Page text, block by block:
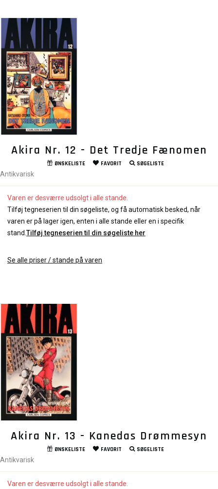
Akira Nr. 12 - Det Tredje Fænomen
ØNSKELISTE FAVORIT SØGELISTE
Antikvarisk
Varen er desværre udsolgt i alle stande.
Tilføj tegneserien til din søgeliste, og få automatisk besked, når
varen er på lager igen, enten i alle stande eller en i specifik
stand.Tilføj tegneserien til din søgeliste her
Se alle priser / stande på varen
Akira Nr. 13 - Kanedas Drømmesyn
ØNSKELISTE FAVORIT SØGELISTE
Antikvarisk
Varen er desværre udsolgt i alle stande.